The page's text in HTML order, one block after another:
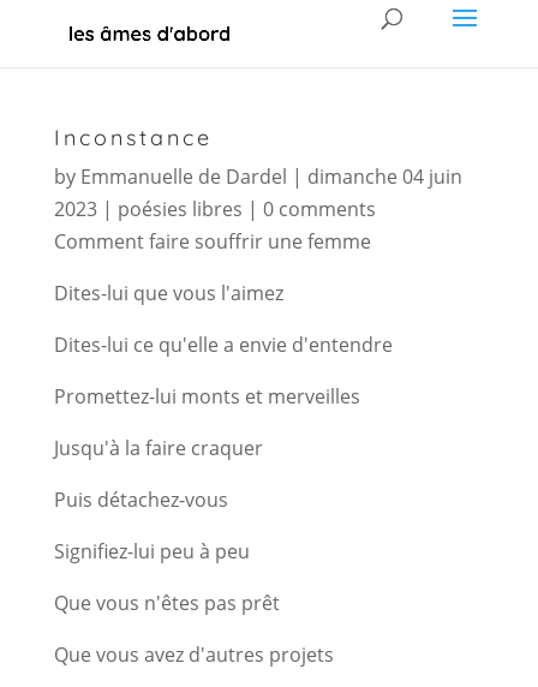
Inconstance
by Emmanuelle de Dardel | dimanche 04 juin
2023| poésies libres | 0 comments
Comment faire souffrir une femme
Dites-lui que vous l'aimez
Dites-lui ce qu'elle a envie d'entendre
Promettez-lui monts et merveilles
Jusqu'à la faire craquer
Puis détachez-vous
Signifiez-lui peu à peu
Que vous n'êtes pas prêt
Que vous avez d'autres projets